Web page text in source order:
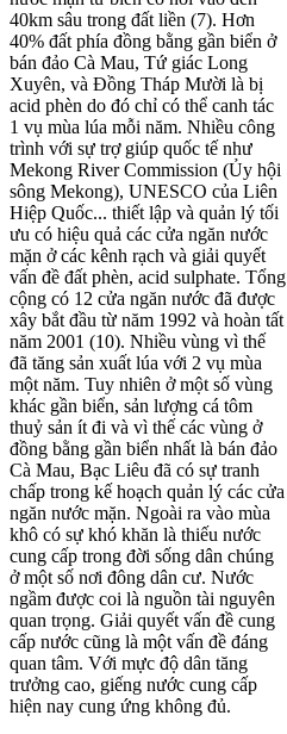
40km sâu trong đất liền (7). Hơn
40% đất phía đồng bằng gần biển ở
bán đảo Cà Mau, Tứ giác Long
Xuyên, và Đồng Tháp Mười là bị
acid phèn do đó chỉ có thể canh tác
1 vụ mùa lúa mỗi năm. Nhiều công
trình với sự trợ giúp quốc tế như
Mekong River Commission (Ủy hội
sông Mekong), UNESCO của Liên
Hiệp Quốc... thiết lập và quản lý tối
ưu có hiệu quả các cửa ngăn nước
mặn ở các kênh rạch và giải quyết
vấn đề đất phèn, acid sulphate. Tổng
cộng có 12 cửa ngăn nước đã được
xây bắt đầu từ năm 1992 và hoàn tất
năm 2001 (10). Nhiều vùng vì thế
đã tăng sản xuất lúa với 2 vụ mùa
một năm. Tuy nhiên ở một số vùng
khác gần biển, sản lượng cá tôm
thuỷ sản ít đi và vì thế các vùng ở
đồng bằng gần biển nhất là bán đảo
Cà Mau, Bạc Liêu đã có sự tranh
chấp trong kế hoạch quản lý các cửa
ngăn nước mặn. Ngoài ra vào mùa
khô có sự khó khăn là thiếu nước
cung cấp trong đời sống dân chúng
ở một số nơi đông dân cư. Nước
ngầm được coi là nguồn tài nguyên
quan trọng. Giải quyết vấn đề cung
cấp nước cũng là một vấn đề đáng
quan tâm. Với mực độ dân tăng
trưởng cao, giếng nước cung cấp
hiện nay cung ứng không đủ.